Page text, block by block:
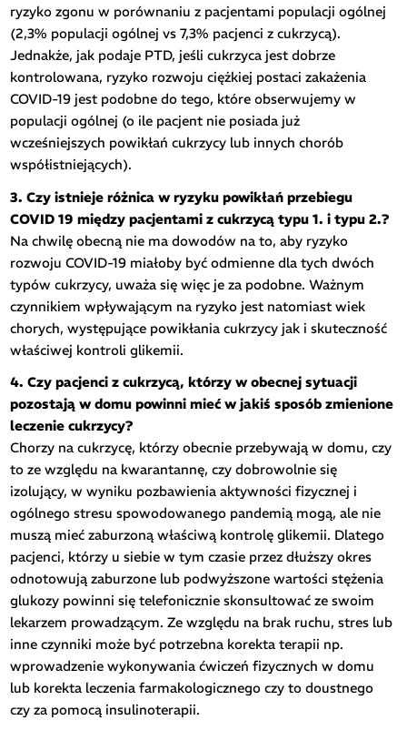
ryzyko zgonu w porównaniu z pacjentami populacji ogólnej
(2,3% populacji ogólnej vs 7,3% pacjenci z cukrzycą).
Jednakże, jak podaje PTD, jeśli cukrzyca jest dobrze
kontrolowana, ryzyko rozwoju ciężkiej postaci zakażenia
COVID-19 jest podobne do tego, które obserwujemy w
populacji ogólnej (o ile pacjent nie posiada już
wcześniejszych powikłań cukrzycy lub innych chorób
współistniejących).
3. Czy istnieje różnica w ryzyku powikłań przebiegu
COVID 19 między pacjentami z cukrzycą typu 1. i typu 2.?
Na chwilę obecną nie ma dowodów na to, aby ryzyko
rozwoju COVID-19 miałoby być odmienne dla tych dwóch
typów cukrzycy, uważa się więc je za podobne. Ważnym
czynnikiem wpływającym na ryzyko jest natomiast wiek
chorych, występujące powikłania cukrzycy jak i skuteczność
właściwej kontroli glikemii.
4. Czy pacjenci z cukrzycą, którzy w obecnej sytuacji
pozostają w domu powinni mieć w jakiś sposób zmienione
leczenie cukrzycy?
Chorzy na cukrzycę, którzy obecnie przebywają w domu, czy
to ze względu na kwarantannę, czy dobrowolnie się
izolujący, w wyniku pozbawienia aktywności fizycznej i
ogólnego stresu spowodowanego pandemią mogą, ale nie
muszą mieć zaburzoną właściwą kontrolę glikemii. Dlatego
pacjenci, którzy u siebie w tym czasie przez dłuższy okres
odnotowują zaburzone lub podwyższone wartości stężenia
glukozy powinni się telefonicznie skonsultować ze swoim
lekarzem prowadzącym. Ze względu na brak ruchu, stres lub
inne czynniki może być potrzebna korekta terapii np.
wprowadzenie wykonywania ćwiczeń fizycznych w domu
lub korekta leczenia farmakologicznego czy to doustnego
czy za pomocą insulinoterapii.